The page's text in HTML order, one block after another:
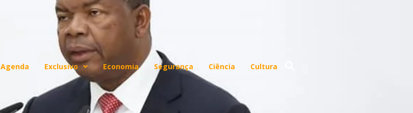
Agenda Exclusivo Economia Segurança Ciência Cultura